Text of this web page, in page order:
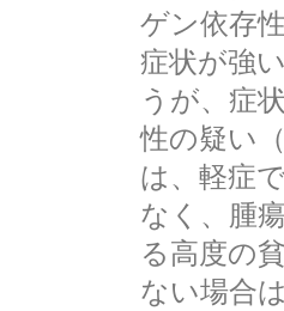
ゲン依存
症状が強
うが、症
性の疑い
は、軽症
なく、腫
る高度の
ない場合